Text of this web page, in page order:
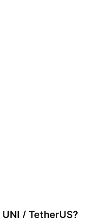
UNI / TetherUS?